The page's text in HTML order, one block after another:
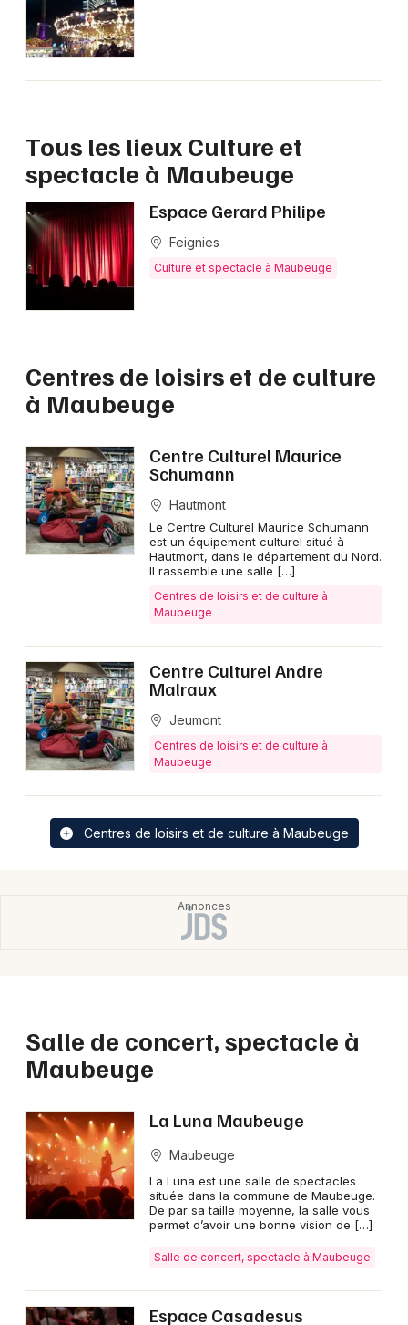
Expos
Sorties & loisirs
Culture et spectacle en Nord-Pas-de-Calais
Culture et spectacle dans les Hauts-de-France
Actus à Maubeuge
59 - Nord
Choisir mes départements
Mon email
Je m'abonne
Tous les lieux Culture et
spectacle à Maubeuge
Espace Gerard Philipe
Feignies
Culture et spectacle à Maubeuge
Centres de loisirs et de culture
à Maubeuge
Centre Culturel Maurice
Schumann
Hautmont
Le Centre Culturel Maurice Schumann
est un équipement culturel situé à
Hautmont, dans le département du Nord.
Il rassemble une salle […]
Centres de loisirs et de culture à
Maubeuge
Centre Culturel Andre
Malraux
Jeumont
Centres de loisirs et de culture à
Maubeuge
Centres de loisirs et de culture à Maubeuge
Salle de concert, spectacle à
Maubeuge
La Luna Maubeuge
Maubeuge
La Luna est une salle de spectacles
située dans la commune de Maubeuge.
De par sa taille moyenne, la salle vous
permet d’avoir une bonne vision de […]
Salle de concert, spectacle à Maubeuge
Espace Casadesus